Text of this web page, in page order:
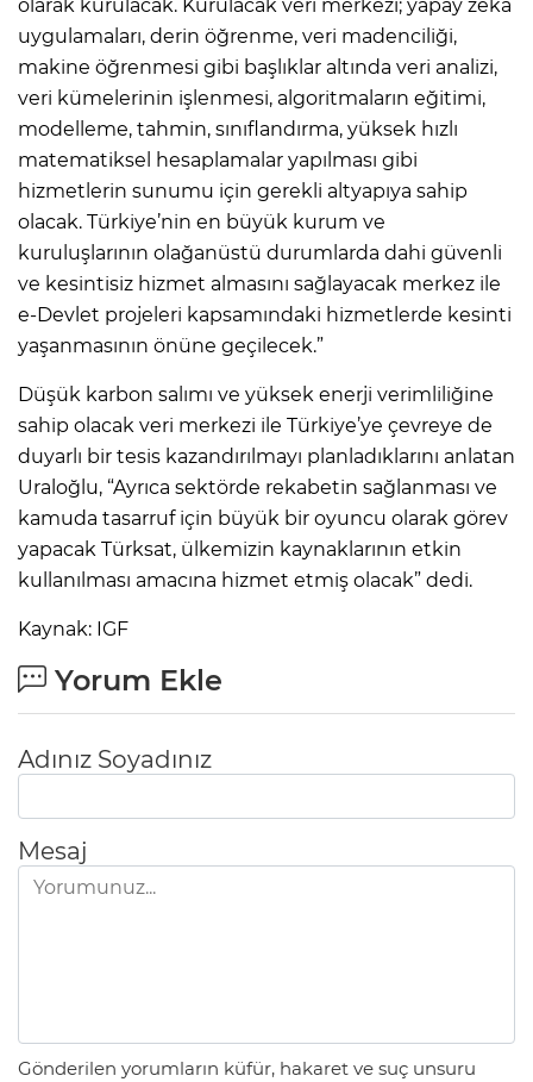
olarak kurulacak. Kurulacak veri merkezi; yapay zekâ
uygulamaları, derin öğrenme, veri madenciliği,
makine öğrenmesi gibi başlıklar altında veri analizi,
veri kümelerinin işlenmesi, algoritmaların eğitimi,
modelleme, tahmin, sınıflandırma, yüksek hızlı
matematiksel hesaplamalar yapılması gibi
hizmetlerin sunumu için gerekli altyapıya sahip
olacak. Türkiye’nin en büyük kurum ve
kuruluşlarının olağanüstü durumlarda dahi güvenli
ve kesintisiz hizmet almasını sağlayacak merkez ile
e-Devlet projeleri kapsamındaki hizmetlerde kesinti
yaşanmasının önüne geçilecek.”
Düşük karbon salımı ve yüksek enerji verimliliğine
sahip olacak veri merkezi ile Türkiye’ye çevreye de
duyarlı bir tesis kazandırılmayı planladıklarını anlatan
Uraloğlu, “Ayrıca sektörde rekabetin sağlanması ve
kamuda tasarruf için büyük bir oyuncu olarak görev
yapacak Türksat, ülkemizin kaynaklarının etkin
kullanılması amacına hizmet etmiş olacak” dedi.
Kaynak: IGF
Yorum Ekle
Adınız Soyadınız
Mesaj
Gönderilen yorumların küfür, hakaret ve suç unsuru